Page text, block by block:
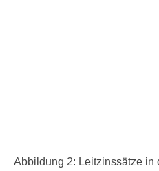
Abbildung 2: Leitzinssätze in